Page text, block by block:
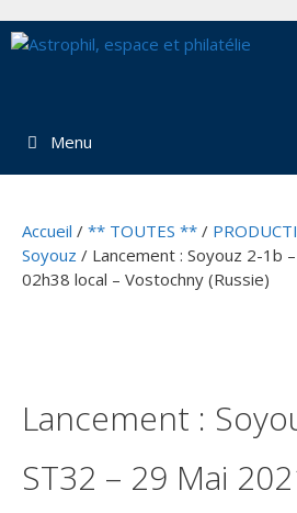
au
Menu
Accueil / ** TOUTES ** /
Soyouz / Lancement : Soyouz 2-1b
02h38 local – Vostochny (Russie)
Lancement :
ST32 – 29 Mai